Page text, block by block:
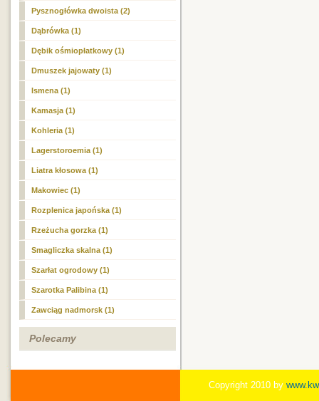
Pysznogłówka dwoista (2)
Dąbrówka (1)
Dębik ośmiopłatkowy (1)
Dmuszek jajowaty (1)
Ismena (1)
Kamasja (1)
Kohleria (1)
Lagerstoroemia (1)
Liatra kłosowa (1)
Makowiec (1)
Rozplenica japońska (1)
Rzeżucha gorzka (1)
Smagliczka skalna (1)
Szarłat ogrodowy (1)
Szarotka Palibina (1)
Zawciąg nadmorsk (1)
Polecamy
Copyright 2010 by